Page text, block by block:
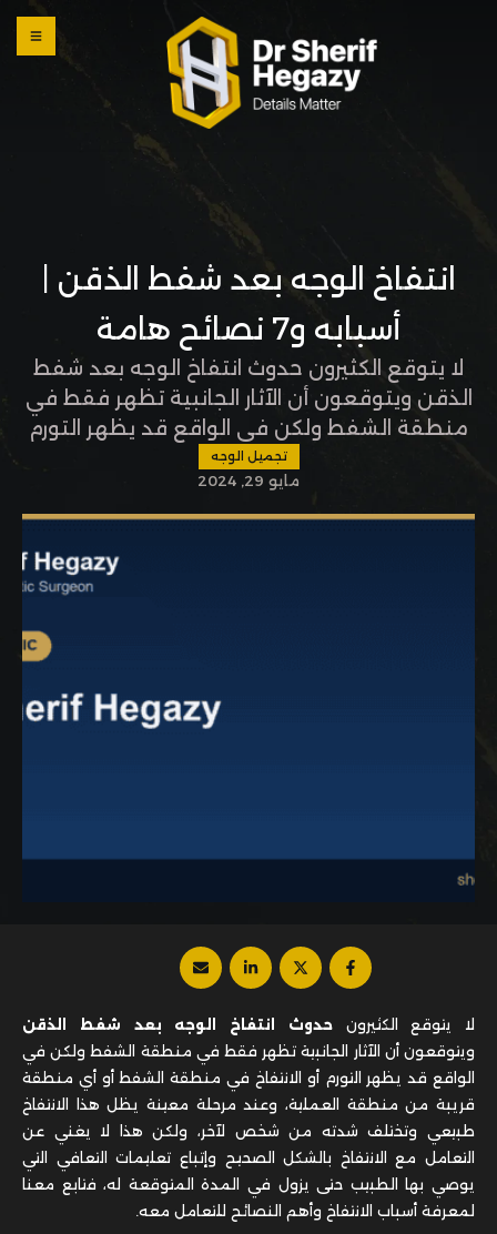
انتفاخ الوجه بعد شفط الذقن |
أسبابه و7 نصائح هامة
لا يتوقع الكثيرون حدوث انتفاخ الوجه بعد شفط
الذقن ويتوقعون أن الآثار الجانبية تظهر فقط في
منطقة الشفط ولكن في الواقع قد يظهر التورم
أو الانتفاخ في منطقة الشفط أو أي منطقة
قريبة من منطقة العملية، وعند مرحلة معينة
يظل هذا الانتفاخ طبيعي وتختلف شدته من
شخص لآخر، ولكن هذا لا يغني عن التعامل مع …
تجميل الوجه
مايو 29, 2024
لا يتوقع الكثيرونحدوث انتفاخ الوجه بعد شفط الذقن
ويتوقعون أن الآثار الجانبية تظهر فقط في منطقة الشفط ولكن في
الواقع قد يظهر التورم أو الانتفاخ في منطقة الشفط أو أي منطقة
قريبة من منطقة العملية، وعند مرحلة معينة يظل هذا الانتفاخ
طبيعي وتختلف شدته من شخص لآخر، ولكن هذا لا يغني عن
التعامل مع الانتفاخ بالشكل الصحيح وإتباع تعليمات التعافي التي
يوصي بها الطبيب حتى يزول في المدة المتوقعة له، فتابع معنا
لمعرفة أسباب الانتفاخ وأهم النصائح للتعامل معه.